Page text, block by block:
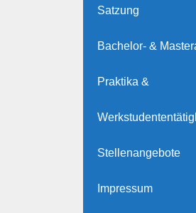
Satzung
Bachelor- &
Praktika &
Stellenangebote
Impressum